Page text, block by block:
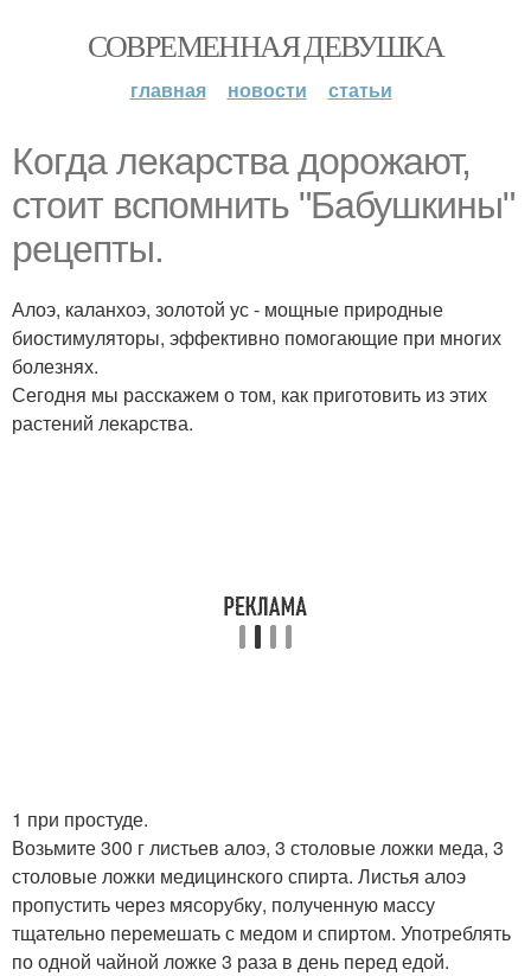
СОВРЕМЕННАЯ ДЕВУШКА
главная новости статьи
Когда лекарства дорожают,
стоит вспомнить "Бабушкины"
рецепты.
Алоэ, каланхоэ, золотой ус - мощные природные
биостимуляторы, эффективно помогающие при многих
болезнях.
Сегодня мы расскажем о том, как приготовить из этих
растений лекарства.
1 при простуде.
Возьмите 300 г листьев алоэ, 3 столовые ложки меда, 3
столовые ложки медицинского спирта. Листья алоэ
пропустить через мясорубку, полученную массу
тщательно перемешать с медом и спиртом. Употреблять
по одной чайной ложке 3 раза в день перед едой.